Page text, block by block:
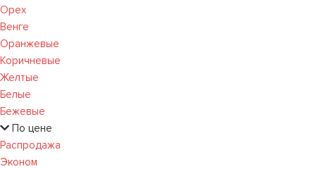
Орех
Венге
Оранжевые
Коричневые
Желтые
Белые
Бежевые
По цене
Распродажа
Эконом